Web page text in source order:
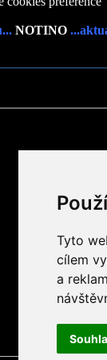
Tyto
cílem
a
NOTINO